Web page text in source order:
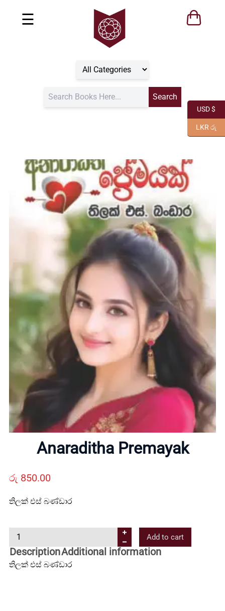
Home
About
Contact
All
☰
Anaraditha Premayak
රු 850.00
තිලක් එස් බණ්ඩාර
n
a
r
Add to cart
DescriptionAdditional information
තිලක් එස් බණ්ඩාර
USD $
LKR රු